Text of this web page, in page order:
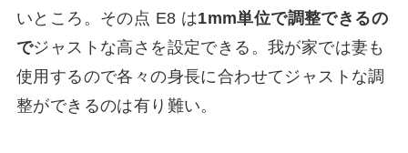
いところ。その点 E8 は1mm単位で調整できるの
でジャストな高さを設定できる。我が家では妻も
使用するので各々の身長に合わせてジャストな調
整ができるのは有り難い。